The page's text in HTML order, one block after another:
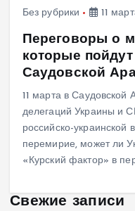
Без рубрики 11
Переговоры о
которые
Саудовской
11 марта в Саудовской
делегаций Украины и
российско-украинской
перемирие, может ли
«Курский фактор» в
Свежие записи